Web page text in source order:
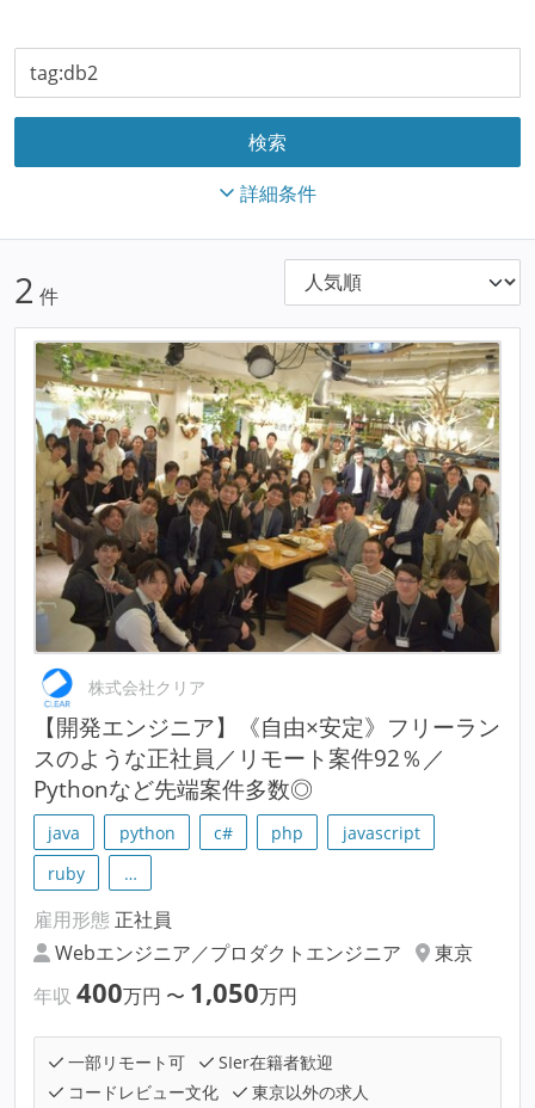
詳細条件
2 件
株式会社クリア
【開発エンジニア】《自由×安定》フリーラン
スのような正社員／リモート案件92％／
Pythonなど先端案件多数◎
java python c# php
javascript
ruby
…
雇用形態 正社員
Webエンジニア／プロダクトエンジニア
東京
年収 400万円 〜 1,050万円
一部リモート可
SIer在籍者歓迎
コードレビュー文化
東京以外の求人